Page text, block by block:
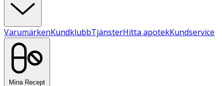
VarumärkenKundklubbTjänsterHitta apotekKundservice
Mina Recept